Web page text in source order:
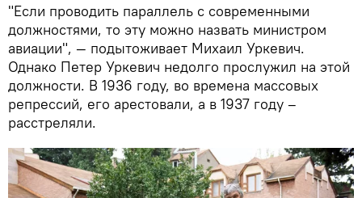
"Если проводить параллель с современными
должностями, то эту можно назвать министром
авиации", — подытоживает Михаил Уркевич.
Однако Петер Уркевич недолго прослужил на этой
должности. В 1936 году, во времена массовых
репрессий, его арестовали, а в 1937 году –
расстреляли.